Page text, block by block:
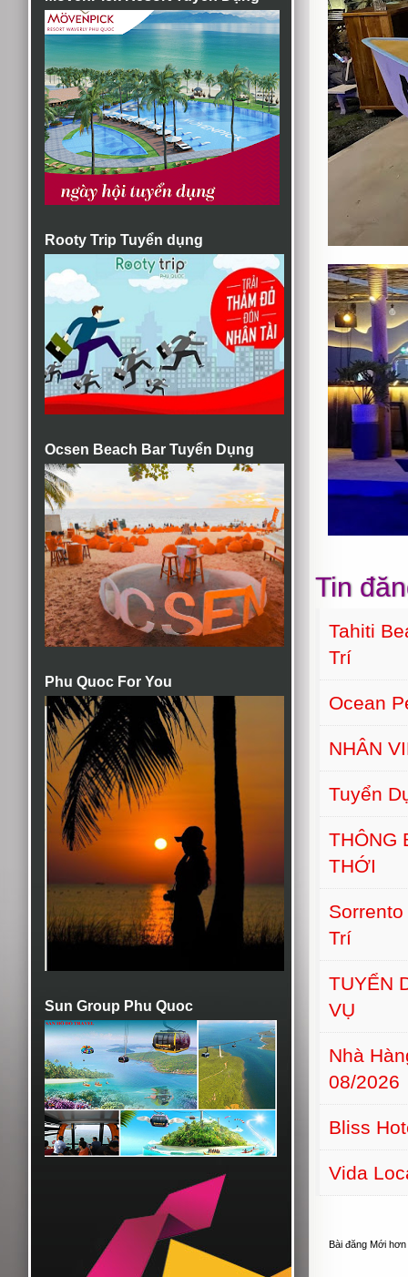
Rooty Trip Tuyển dụng
Ocsen Beach Bar Tuyển Dụng
Phu Quoc For You
Sun Group Phu Quoc
Tin
Tahiti
Trí
Ocean
NHÂN
Tuyển
THÔNG
THỚI
Trí
TUYỂN
VỤ
Nhà
08/2026
Bliss
Vida
Bài đăng Mới hơn